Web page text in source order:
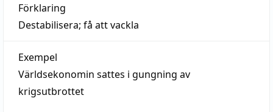
Förklaring
Destabilisera; få att vackla
Exempel
Världsekonomin sattes i gungning av
krigsutbrottet